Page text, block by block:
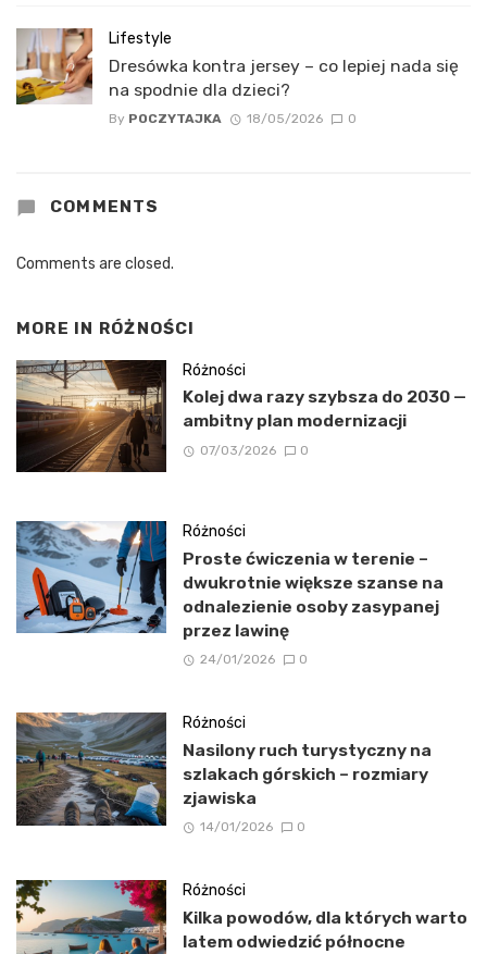
Lifestyle
Dresówka kontra jersey – co lepiej nada się
na spodnie dla dzieci?
By POCZYTAJKA 18/05/2026 0
COMMENTS
Comments are closed.
MORE IN RÓŻNOŚCI
Różności
Kolej dwa razy szybsza do 2030 —
ambitny plan modernizacji
07/03/2026 0
Różności
Proste ćwiczenia w terenie –
dwukrotnie większe szanse na
odnalezienie osoby zasypanej
przez lawinę
24/01/2026 0
Różności
Nasilony ruch turystyczny na
szlakach górskich – rozmiary
zjawiska
14/01/2026 0
Różności
Kilka powodów, dla których warto
latem odwiedzić północne